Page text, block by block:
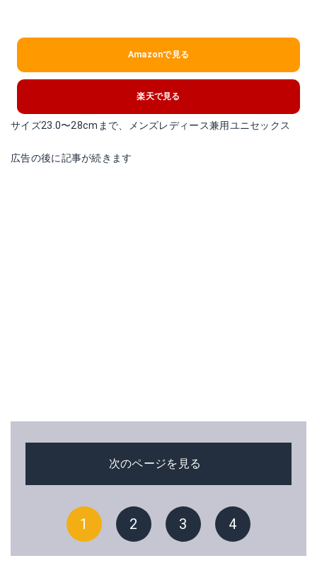
Amazonで見る
楽天で見る
サイズ23.0〜28cmまで、メンズレディース兼用ユニセックス
広告の後に記事が続きます
次のページを見る
1 2 3 4